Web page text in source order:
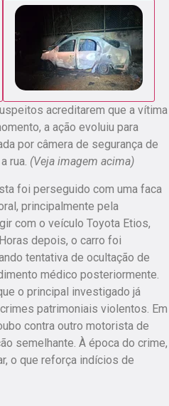
acreditarem que a vítima
a ação evoluiu para
por câmera de segurança de
rua. (Veja imagem acima)
foi perseguido com uma faca
principalmente pela
com o veículo Toyota Etios,
depois, o carro foi
tentativa de ocultação de
médico posteriormente.
o principal investigado já
patrimoniais violentos. Em
contra outro motorista de
semelhante. À época do crime,
o que reforça indícios de